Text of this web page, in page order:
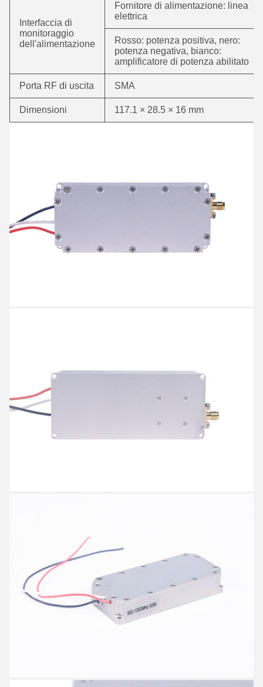
Interfaccia di
monitoraggio
dell'alimentazione
Fornitore di alimentazione: linea
elettrica
Rosso: potenza positiva, nero:
potenza negativa, bianco:
amplificatore di potenza abilitato
Porta RF di uscita SMA
Dimensioni 117.1 × 28.5 × 16 mm